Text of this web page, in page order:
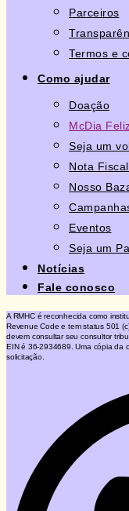
Parceiros
Termos e
Como ajudar
Doação
McDia
Seja um
Nota
Nosso
Eventos
Seja um
Notícias
Fale conosco
A RMHC é reconhecida como
Revenue Code e tem status 501
devem consultar seu consultor
EIN é 36-2934689. Uma cópia da
solicitação.